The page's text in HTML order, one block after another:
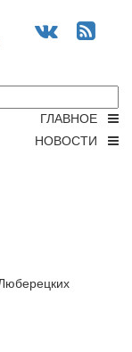
ГЛАВНОЕ
НОВОСТИ